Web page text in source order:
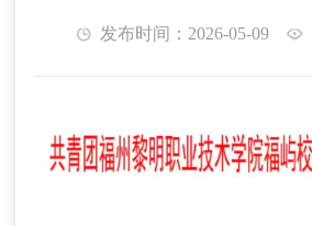
发布时间：2026-05-09